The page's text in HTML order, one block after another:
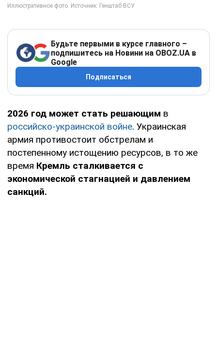
Будьте первыми в курсе главного –
подпишитесь на Новини на OBOZ.UA в
Google
Подписаться
2026 год может стать решающим в
российско-украинской войне. Украинская
армия противостоит обстрелам и
постепенному истощению ресурсов, в то же
время Кремль сталкивается с
экономической стагнацией и давлением
санкций.